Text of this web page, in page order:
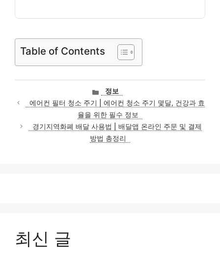
Table of Contents
카
테
고
리
정보
에어컨 필터 청소 주기 | 에어컨 청소 주기 몇달, 건강과 효
율을 위한 필수 정보
경기지역화폐 배달 사용법 | 배달앱 온라인 주문 및 결제
방법 총정리
최신 글